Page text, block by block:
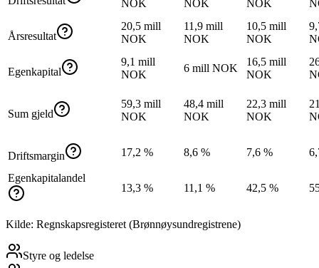
NOK NOK NOK
Årsresultat
20,5 mill
NOK
11,9 mill
NOK
10,5 mill
NOK
Egenkapital
9,1 mill
NOK
6 mill NOK
16,5 mill
NOK
Sum gjeld
59,3 mill
NOK
48,4 mill
NOK
22,3 mill
NOK
Driftsmargin 17,2 % 8,6 % 7,6 %
Egenkapitalandel
13,3 %
11,1 % 42,5 %
Kilde: Regnskapsregisteret (Brønnøysundregistrene)
Styre og ledelse